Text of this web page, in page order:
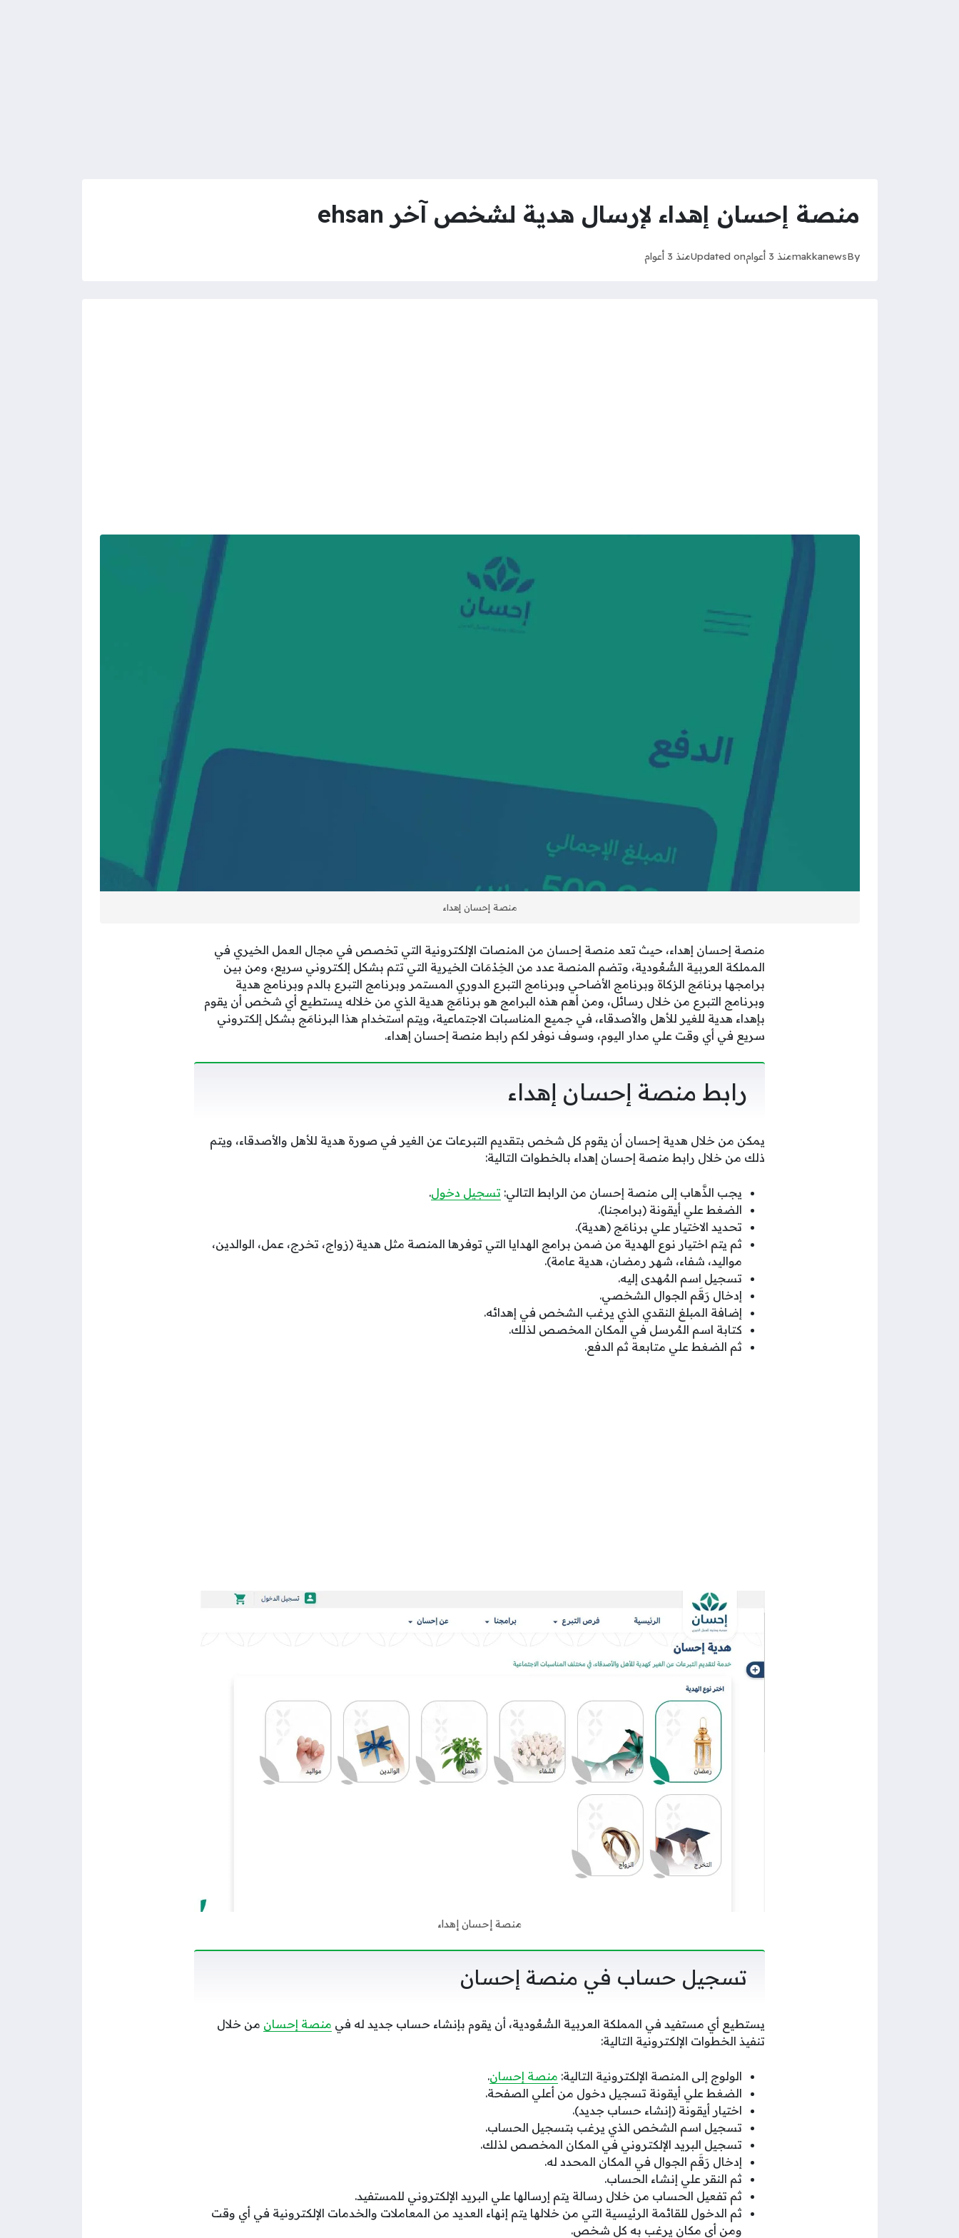
منصة إحسان إهداء لإرسال هدية لشخص آخر ehsan
By
makkanewsمنذ 3 أعوام Updated onمنذ 3 أعوام
منصة إحسان إهداء
منصة إحسان إهداء، حيث تعد منصة إحسان من المنصات الإلكترونية التي تخصص في مجال العمل الخيري في
المملكة العربية السُّعُودية، وتضم المنصة عدد من الخِدْمَات الخيرية التي تتم بشكل إلكتروني سريع، ومن بين
برامجها برنامَج الزكاة وبرنامج الأضاحي وبرنامج التبرع الدوري المستمر وبرنامج التبرع بالدم وبرنامج هدية
وبرنامج التبرع من خلال رسائل، ومن أهم هذه البرامج هو برنامَج هدية الذي من خلاله يستطيع أي شخص أن يقوم
بإهداء هدية للغير للأهل والأصدقاء، في جميع المناسبات الاجتماعية، ويتم استخدام هذا البرنامَج بشكل إلكتروني
سريع في أي وقت علي مدار اليوم، وسوف نوفر لكم رابط منصة إحسان إهداء.
رابط منصة إحسان إهداء
يمكن من خلال هدية إحسان أن يقوم كل شخص بتقديم التبرعات عن الغير في صورة هدية للأهل والأصدقاء، ويتم
ذلك من خلال رابط منصة إحسان إهداء بالخطوات التالية:
يجب الذَّهاب إلى منصة إحسان من الرابط التالي: تسجيل دخول.
الضغط علي أيقونة (برامجنا).
تحديد الاختيار علي برنامَج (هدية).
ثم يتم اختيار نوع الهدية من ضمن برامج الهدايا التي توفرها المنصة مثل هدية (زواج، تخرج، عمل، الوالدين،
مواليد، شفاء، شهر رمضان، هدية عامة).
تسجيل اسم المُهدى إليه.
إدخال رَقَم الجوال الشخصي.
إضافة المبلغ النقدي الذي يرغب الشخص في إهدائه.
كتابة اسم المُرسل في المكان المخصص لذلك.
ثم الضغط علي متابعة ثم الدفع.
منصة إحسان إهداء
تسجيل حساب في منصة إحسان
يستطيع أي مستفيد في المملكة العربية السُّعُودية، أن يقوم بإنشاء حساب جديد له في منصة إحسان من خلال
تنفيذ الخطوات الإلكترونية التالية:
الولوج إلى المنصة الإلكترونية التالية: منصة إحسان.
الضغط علي أيقونة تسجيل دخول من أعلي الصفحة.
اختيار أيقونة (إنشاء حساب جديد).
تسجيل اسم الشخص الذي يرغب بتسجيل الحساب.
تسجيل البريد الإلكتروني في المكان المخصص لذلك.
إدخال رَقَم الجوال في المكان المحدد له.
ثم النقر علي إنشاء الحساب.
ثم تفعيل الحساب من خلال رسالة يتم إرسالها علي البريد الإلكتروني للمستفيد.
ثم الدخول للقائمة الرئيسية التي من خلالها يتم إنهاء العديد من المعاملات والخدمات الإلكترونية في أي وقت
ومن أي مكان يرغب به كل شخص.